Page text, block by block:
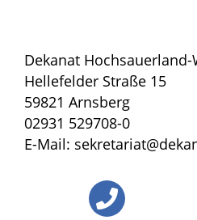
Dekanat Hochsauerland-
Hellefelder Straße 15
59821 Arnsberg
02931 529708-0
E-Mail: